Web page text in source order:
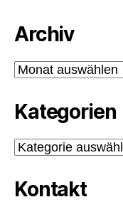
Archiv
Archiv
Kategorien
Kategorien
Kontakt